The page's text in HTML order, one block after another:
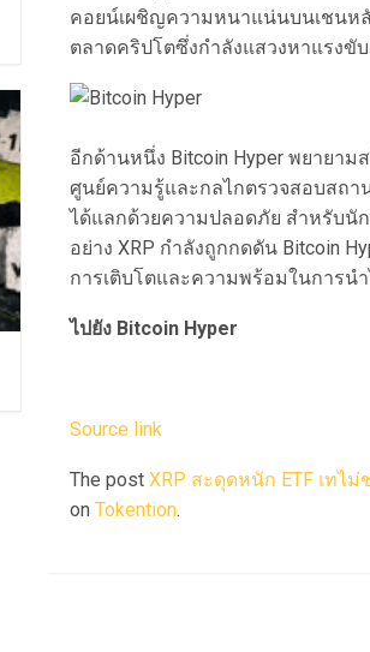
คอยน์เผชิญความหนาแน่นบนเชนห
ตลาดคริปโตซึ่งกำลังแสวงหาแรงขั
อีกด้านหนึ่ง Bitcoin Hyper พยายา
ศูนย์ความรู้และกลไกตรวจสอบสถา
ได้แลกด้วยความปลอดภัย สำหรับ
อย่าง XRP กำลังถูกกดดัน Bitcoin
การเติบโตและความพร้อมในการน
ไปยัง Bitcoin Hyper
Source link
The postXRP สะดุดหนัก ETF เทไ
onTokention.